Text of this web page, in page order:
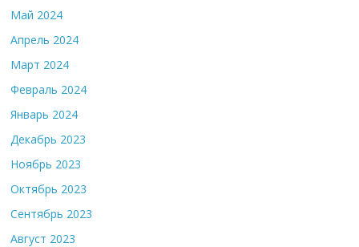
Май 2024
Апрель 2024
Март 2024
Февраль 2024
Январь 2024
Декабрь 2023
Ноябрь 2023
Октябрь 2023
Сентябрь 2023
Август 2023